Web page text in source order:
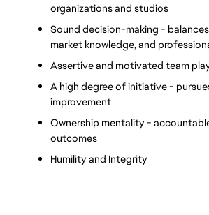
organizations and studios
Sound decision-making -
market knowledge, and
Assertive and motivated team
A high degree of initiative -
improvement
Ownership mentality -
outcomes
Humility and Integrity